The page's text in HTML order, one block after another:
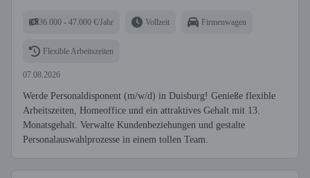
36.000 - 47.000 €/Jahr Vollzeit Firmenwagen
Flexible Arbeitszeiten
07.08.2026
Werde Personaldisponent (m/w/d) in Duisburg! Genieße flexible
Arbeitszeiten, Homeoffice und ein attraktives Gehalt mit 13.
Monatsgehalt. Verwalte Kundenbeziehungen und gestalte
Personalauswahlprozesse in einem tollen Team.